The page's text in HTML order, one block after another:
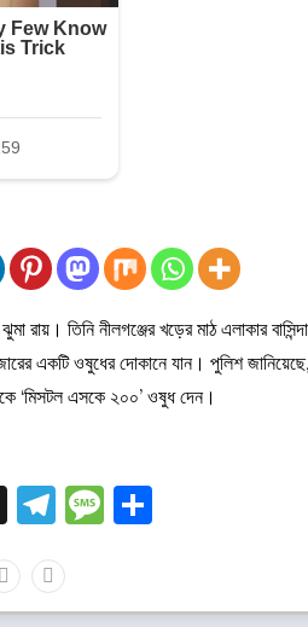
রায়। তিনি নীলগঞ্জের খড়ের মাঠ এলাকার
একটি ওষুধের দোকানে যান। পুলিশ
‘মিসটল এসকে ২০০’ ওষুধ দেন।
X Telegram
Message